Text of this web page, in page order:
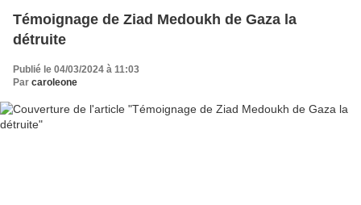
Témoignage de Ziad Medoukh de Gaza la
détruite
Publié le 04/03/2024 à 11:03
Par caroleone